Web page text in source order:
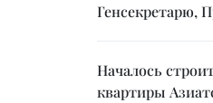
Генсекретарю,
Началось
квартиры